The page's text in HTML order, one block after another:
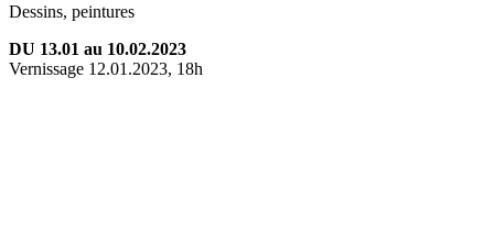
Dessins, peintures
DU 13.01 au 10.02.2023
Vernissage 12.01.2023, 18h